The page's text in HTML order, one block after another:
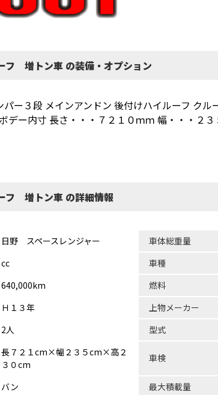
！
増トン車 の装備・オプション
ー３段 メインアンドン 後付けハイルーフ クル
デー内寸 長さ・・・７２１０ｍｍ 幅・・・２
増トン車 の詳細情報
日野 スペースレンジャー 車体総重量
cc 車種
640,000km 燃料
Ｈ１３年 上物メーカー
2人 型式
長７２１cm×幅２３５cm×高２
３０cm
車検
バン 最大積載量